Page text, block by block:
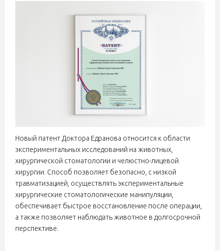
Новый патент Доктора Едранова относится к области
экспериментальных исследований на животных,
хирургической стоматологии и челюстно-лицевой
хирургии. Способ позволяет безопасно, с низкой
травматизацией, осуществлять экспериментальные
хирургические стоматологические манипуляции,
обеспечивает быстрое восстановление после операции,
а также позволяет наблюдать животное в долгосрочной
перспективе.